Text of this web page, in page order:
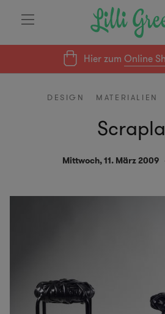
Hier zumOnline
DESIGN MATERIALIEN
Mittwoch, 11. März 2009